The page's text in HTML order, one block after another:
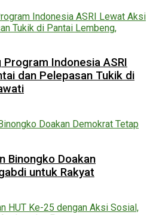
Indonesia ASRI
dan Pelepasan Tukik di
Binongko Doakan
untuk Rakyat